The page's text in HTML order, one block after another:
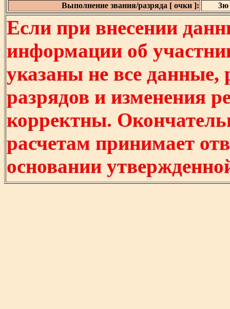
Выполнение звания/разряда [ очки ]:
3ю
Если при внесении
информации об
указаны не все
разрядов и изменения
корректны.
расчетам принимает
основании